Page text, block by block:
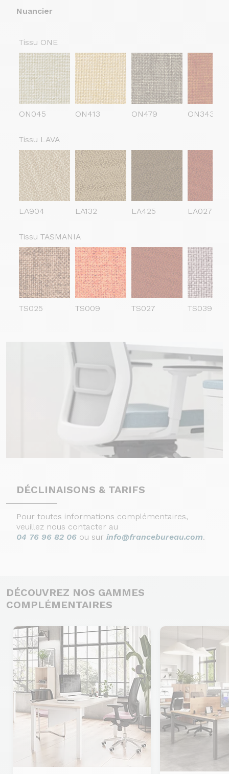
Nuancier
Tissu ONE
ON045 ON413 ON479 ON343
Tissu LAVA
LA904 LA132 LA425 LA027
Tissu TASMANIA
TS025 TS009 TS027 TS039
DÉCLINAISONS & TARIFS
Pour toutes informations complémentaires,
veuillez nous contacter au
04 76 96 82 06 ou sur info@francebureau.com.
DÉCOUVREZ NOS GAMMES
COMPLÉMENTAIRES